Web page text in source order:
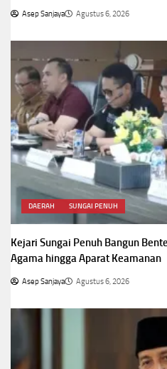
Asep Sanjaya Agustus 6, 2026
DAERAH SUNGAI PENUH
Kejari Sungai Penuh Bangun
Agama hingga Aparat Keamanan
Asep Sanjaya Agustus 6, 2026